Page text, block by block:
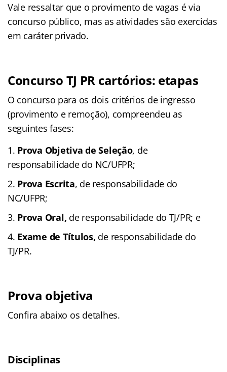
Vale ressaltar que o provimento de vagas é via
concurso público, mas as atividades são exercidas
em caráter privado.
Concurso TJ PR cartórios: etapas
O concurso para os dois critérios de ingresso
(provimento e remoção), compreendeu as
seguintes fases:
Prova Objetiva de Seleção, de
responsabilidade do NC/UFPR;
Prova Escrita, de responsabilidade do
NC/UFPR;
Prova Oral, de responsabilidade do TJ/PR; e
Exame de Títulos, de responsabilidade do
TJ/PR.
Prova objetiva
Confira abaixo os detalhes.
Disciplinas